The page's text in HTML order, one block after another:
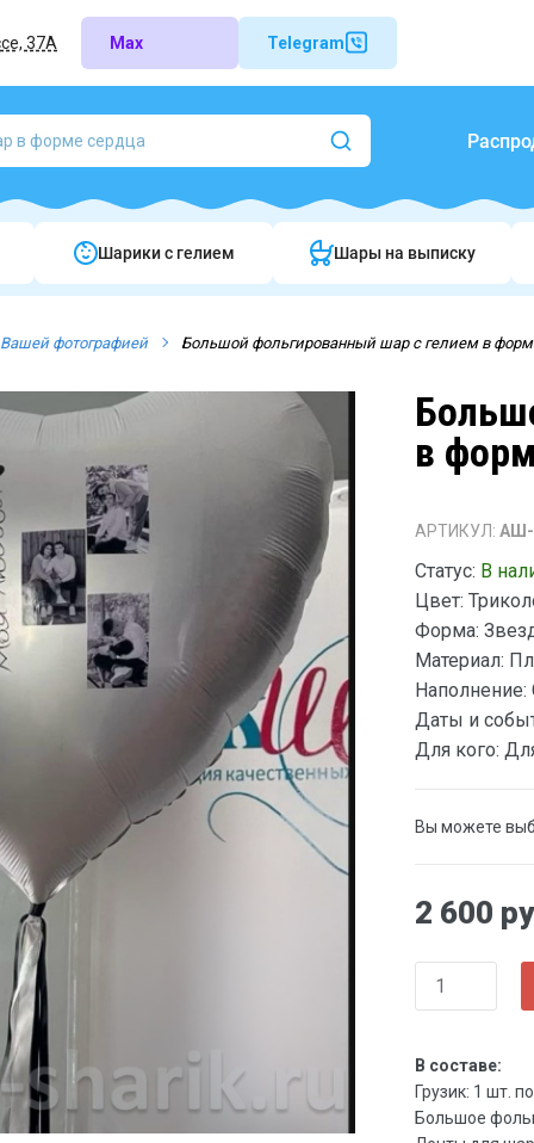
37А Max Telegram
Шарики c гелием Шары на выписку
фотографией Большой фольгированный шар с гелием в
в
АРТИКУЛ: АШ-
Статус: В
Цвет:
Форма:
Материал:
Наполнение:
Даты и
Для кого:
Вы можете
2 600
В составе:
Грузик: 1 шт.
Большое